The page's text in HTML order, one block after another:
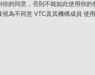
的同意，否則不能如此使用你的
為不同意 VTC及其機構成員 使